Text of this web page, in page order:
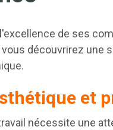
de ses
découvrirez une
et
nécessite une